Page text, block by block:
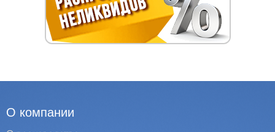
О компании